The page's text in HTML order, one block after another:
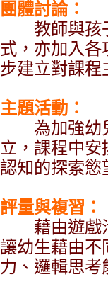
團體討論：
教師與孩子
式，亦加入各
步建立對課程
主題活動：
為加強幼兒
立，課程中
認知的探索慾
評量與複習：
藉由遊戲活
讓幼生藉由不
力、邏輯思